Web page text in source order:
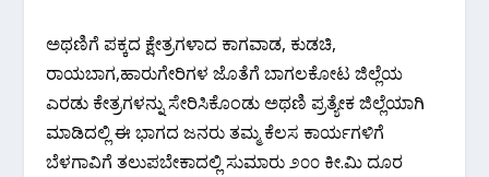
ಅಥಣಿಗೆ ಪಕ್ಕದ ಕ್ಷೇತ್ರಗಳಾದ ಕಾಗವಾಡ, ಕುಡಚಿ,
ರಾಯಬಾಗ,ಹಾರುಗೇರಿಗಳ ಜೊತೆಗೆ ಬಾಗಲಕೋಟ ಜಿಲ್ಲೆಯ
ಎರಡು ಕೇತ್ರಗಳನ್ನು ಸೇರಿಸಿಕೊಂಡು ಅಥಣಿ ಪ್ರತ್ಯೇಕ ಜಿಲ್ಲೆಯಾಗಿ
ಮಾಡಿದಲ್ಲಿ ಈ ಭಾಗದ ಜನರು ತಮ್ಮ ಕೆಲಸ ಕಾರ್ಯಗಳಿಗೆ
ಬೆಳಗಾವಿಗೆ ತಲುಪಬೇಕಾದಲ್ಲಿ ಸುಮಾರು ೨೦೦ ಕೀ.ಮಿ ದೂರ